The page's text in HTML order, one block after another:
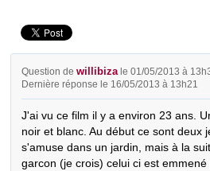
Question dewillibiza le 01/05/2013 à
Dernière réponse le 16/05/2013 à 13h21
J'ai vu ce film il y a environ 23 ans.
noir et blanc. Au début ce sont deux
s'amuse dans un jardin, mais à la
garcon (je crois) celui ci est